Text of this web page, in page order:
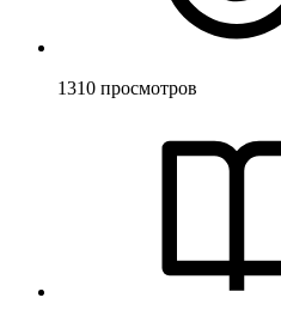
1310 просмотров